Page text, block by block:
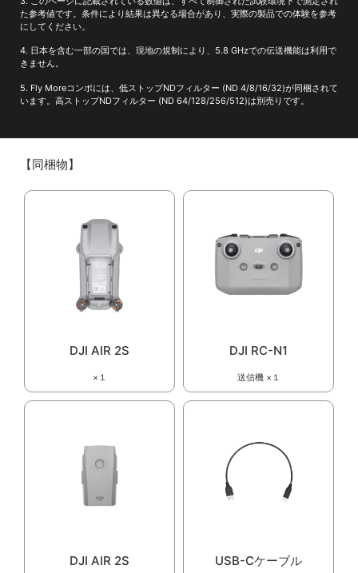
た参考値です。条件により結果は異なる場合があり、実際の製品での体験を参考
にしてください。
4. 日本を含む一部の国では、現地の規制により、5.8 GHzでの伝送機能は利用で
きません。
5. Fly Moreコンボには、低ストップNDフィルター (ND 4/8/16/32)が同梱されて
います。高ストップNDフィルター (ND 64/128/256/512)は別売りです。
【同梱物】
DJI AIR 2S
×１
DJI RC-N1
送信機 ×１
DJI AIR 2S USB-Cケーブル